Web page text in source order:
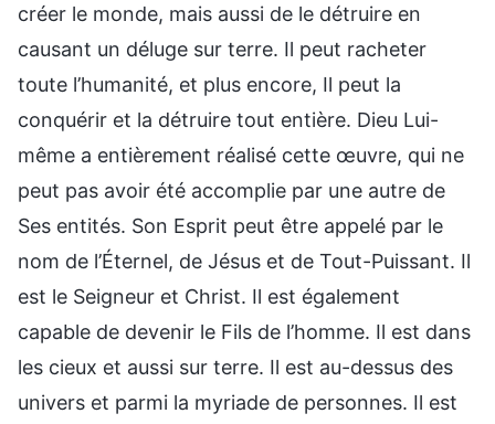
créer le monde, mais aussi de le détruire en
causant un déluge sur terre. Il peut racheter
toute l’humanité, et plus encore, Il peut la
conquérir et la détruire tout entière. Dieu Lui-
même a entièrement réalisé cette œuvre, qui ne
peut pas avoir été accomplie par une autre de
Ses entités. Son Esprit peut être appelé par le
nom de l’Éternel, de Jésus et de Tout-Puissant. Il
est le Seigneur et Christ. Il est également
capable de devenir le Fils de l’homme. Il est dans
les cieux et aussi sur terre. Il est au-dessus des
univers et parmi la myriade de personnes. Il est